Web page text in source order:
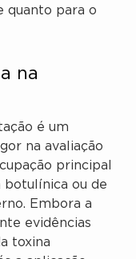
quanto para o
na
é um
na avaliação
principal
botulínica ou de
Embora a
evidências
toxina